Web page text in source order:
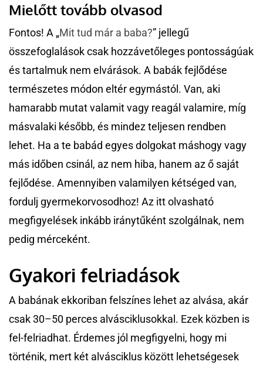
Mielőtt tovább olvasod
Fontos! A „Mit tud már a baba?” jellegű
összefoglalások csak hozzávetőleges pontosságúak
és tartalmuk nem elvárások. A babák fejlődése
természetes módon eltér egymástól. Van, aki
hamarabb mutat valamit vagy reagál valamire, míg
másvalaki később, és mindez teljesen rendben
lehet. Ha a te babád egyes dolgokat máshogy vagy
más időben csinál, az nem hiba, hanem az ő saját
fejlődése. Amennyiben valamilyen kétséged van,
fordulj gyermekorvosodhoz! Az itt olvasható
megfigyelések inkább iránytűként szolgálnak, nem
pedig mérceként.
Gyakori felriadások
A babának ekkoriban felszínes lehet az alvása, akár
csak 30–50 perces alvásciklusokkal. Ezek közben is
fel-felriadhat. Érdemes jól megfigyelni, hogy mi
történik, mert két alvásciklus között lehetségesek